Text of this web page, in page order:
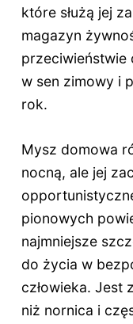
które służą jej
magazyn
przeciwieństwie
w sen zimowy i
rok.
Mysz domowa
nocną, ale jej
pionowych
najmniejsze
do życia w
człowieka. Jest
niż nornica i